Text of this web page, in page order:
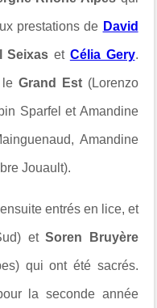
prestations de David
Seixas et Célia Gery.
le Grand Est(Lorenzo
Sparfel et Amandine
Amandine
Jouault).
entrés en lice, et
etSoren Bruyère
qui ont été sacrés.
la seconde année